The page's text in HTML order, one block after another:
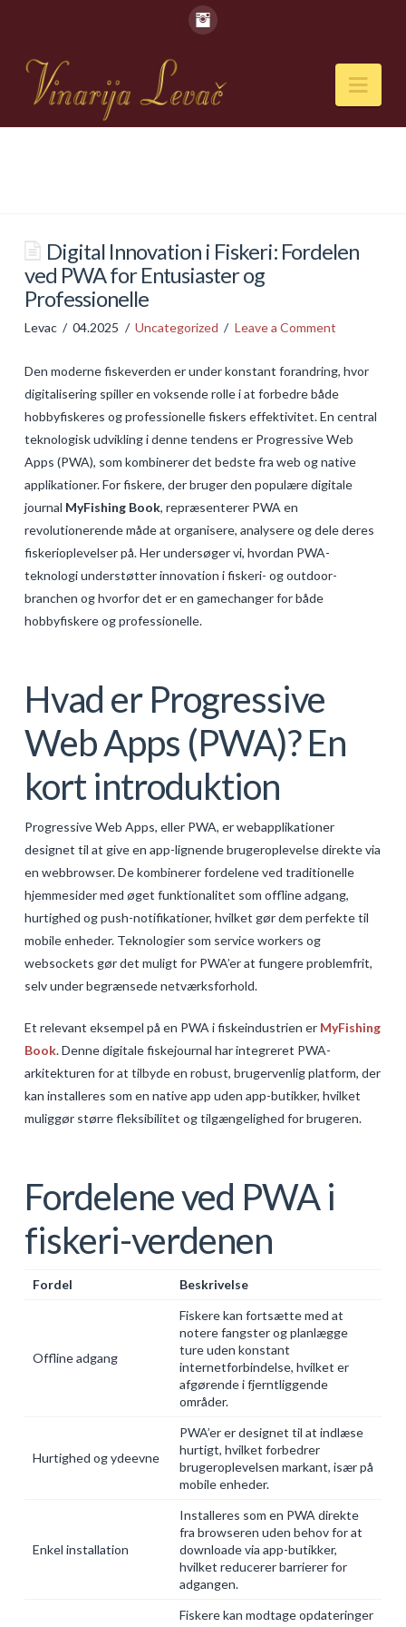
VESTI
PIĆA
GALERIJA
KONTAKT
Digital Innovation i Fiskeri: Fordelen
ved PWA for Entusiaster og
Professionelle
Levac 04.2025 Uncategorized Leave a Comment
Den moderne fiskeverden er under konstant forandring, hvor
digitalisering spiller en voksende rolle i at forbedre både
hobbyfiskeres og professionelle fiskers effektivitet. En central
teknologisk udvikling i denne tendens er Progressive Web
Apps (PWA), som kombinerer det bedste fra web og native
applikationer. For fiskere, der bruger den populære digitale
journal MyFishing Book, repræsenterer PWA en
revolutionerende måde at organisere, analysere og dele deres
fiskerioplevelser på. Her undersøger vi, hvordan PWA-
teknologi understøtter innovation i fiskeri- og outdoor-
branchen og hvorfor det er en gamechanger for både
hobbyfiskere og professionelle.
Hvad er Progressive
Web Apps (PWA)? En
kort introduktion
Progressive Web Apps, eller PWA, er webapplikationer
designet til at give en app-lignende brugeroplevelse direkte via
en webbrowser. De kombinerer fordelene ved traditionelle
hjemmesider med øget funktionalitet som offline adgang,
hurtighed og push-notifikationer, hvilket gør dem perfekte til
mobile enheder. Teknologier som service workers og
websockets gør det muligt for PWA’er at fungere problemfrit,
selv under begrænsede netværksforhold.
Et relevant eksempel på en PWA i fiskeindustrien er MyFishing
Book. Denne digitale fiskejournal har integreret PWA-
arkitekturen for at tilbyde en robust, brugervenlig platform, der
kan installeres som en native app uden app-butikker, hvilket
muliggør større fleksibilitet og tilgængelighed for brugeren.
Fordelene ved PWA i
fiskeri-verdenen
Fordel Beskrivelse
Offline adgang
Fiskere kan fortsætte med at
notere fangster og planlægge
ture uden konstant
internetforbindelse, hvilket er
afgørende i fjerntliggende
områder.
Hurtighed og ydeevne
PWA’er er designet til at indlæse
hurtigt, hvilket forbedrer
brugeroplevelsen markant, især på
mobile enheder.
Enkel installation
Installeres som en PWA direkte
fra browseren uden behov for at
downloade via app-butikker,
hvilket reducerer barrierer for
adgangen.
Fiskere kan modtage opdateringer